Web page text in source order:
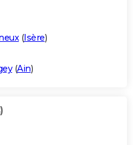
(Isère)
(Ain)